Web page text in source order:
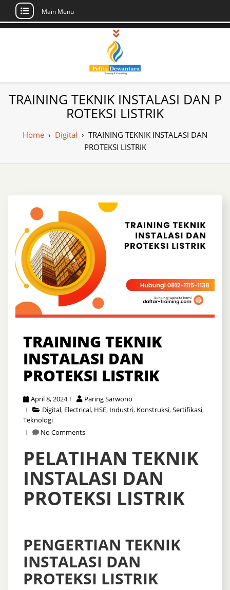
Skip
Main Menu
Pusat Pelatihan
dan Sertifikasi –
Daftar Training
Indonesia
Sertifikasi di Indonesia
TRAINING TEKNIK INSTALASI DAN P
ROTEKSI LISTRIK
Home › Digital › TRAINING TEKNIK INSTALASI DAN
PROTEKSI LISTRIK
TRAINING TEKNIK
INSTALASI DAN
PROTEKSI LISTRIK
April 8, 2024
Paring Sarwono
Digital, Electrical, HSE, Industri, Konstruksi,Sertifikasi,
Teknologi
No Comments
PELATIHAN TEKNIK
INSTALASI DAN
PROTEKSI LISTRIK
PENGERTIAN TEKNIK
INSTALASI DAN
PROTEKSI LISTRIK